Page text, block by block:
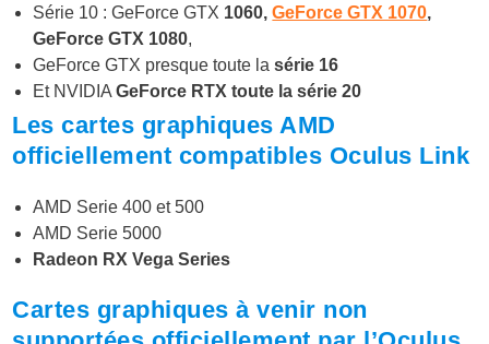
Série 10 : GeForce GTX 1060,GeForce GTX 1070,
GeForce GTX 1080,
GeForce GTX presque toute lasérie 16
Et NVIDIAGeForce RTX toute la série 20
Les cartes graphiques AMD
officiellement compatibles Oculus Link
AMD Serie 400 et 500
AMD Serie 5000
Radeon RX Vega Series
Cartes graphiques à venir non